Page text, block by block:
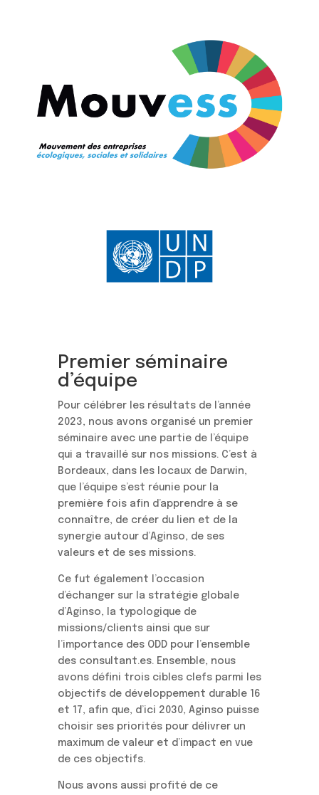
Premier séminaire
d’équipe
Pour célébrer les résultats de l’année
2023, nous avons organisé un premier
séminaire avec une partie de l’équipe
qui a travaillé sur nos missions. C’est à
Bordeaux, dans les locaux de Darwin,
que l’équipe s’est réunie pour la
première fois afin d’apprendre à se
connaître, de créer du lien et de la
synergie autour d’Aginso, de ses
valeurs et de ses missions.
Ce fut également l’occasion
d’échanger sur la stratégie globale
d’Aginso, la typologique de
missions/clients ainsi que sur
l’importance des ODD pour l’ensemble
des consultant.es. Ensemble, nous
avons défini trois cibles clefs parmi les
objectifs de développement durable 16
et 17, afin que, d’ici 2030, Aginso puisse
choisir ses priorités pour délivrer un
maximum de valeur et d’impact en vue
de ces objectifs.
Nous avons aussi profité de ce